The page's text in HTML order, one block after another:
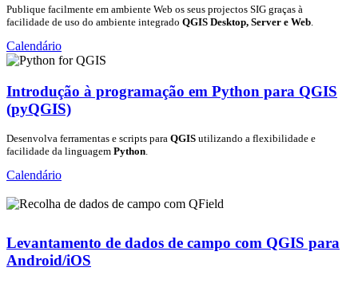
Publique facilmente em ambiente Web os seus projectos SIG graças à
facilidade de uso do ambiente integrado QGIS Desktop, Server e Web.
Calendário
Introdução à programação em Python para QGIS
(pyQGIS)
Desenvolva ferramentas e scripts para QGIS utilizando a flexibilidade e
facilidade da linguagem Python.
Calendário
Levantamento de dados de campo com QGIS para
Android/iOS